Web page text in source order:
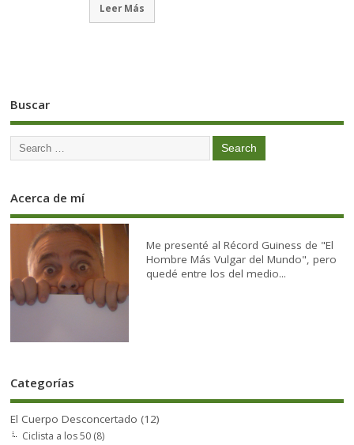
Leer Más
Buscar
Acerca de mí
Me presenté al Récord Guiness de "El
Hombre Más Vulgar del Mundo", pero
quedé entre los del medio...
Categorías
El Cuerpo Desconcertado (12)
Ciclista a los 50 (8)